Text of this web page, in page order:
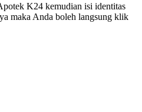
K24 kemudian isi identitas
maka Anda boleh langsung klik